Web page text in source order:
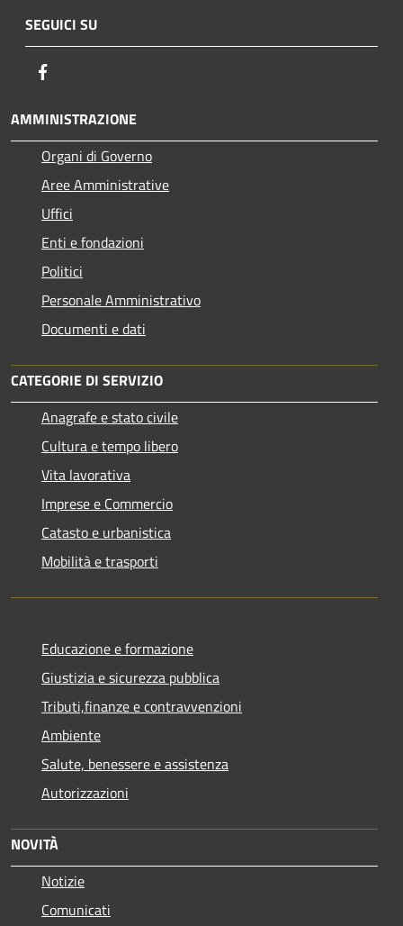
SEGUICI SU
AMMINISTRAZIONE
Organi di Governo
Aree Amministrative
Uffici
Enti e fondazioni
Politici
Personale Amministrativo
Documenti e dati
CATEGORIE DI SERVIZIO
Anagrafe e stato civile
Cultura e tempo libero
Vita lavorativa
Imprese e Commercio
Catasto e urbanistica
Mobilità e trasporti
Educazione e formazione
Giustizia e sicurezza pubblica
Tributi,finanze e contravvenzioni
Ambiente
Salute, benessere e assistenza
Autorizzazioni
NOVITÀ
Notizie
Comunicati